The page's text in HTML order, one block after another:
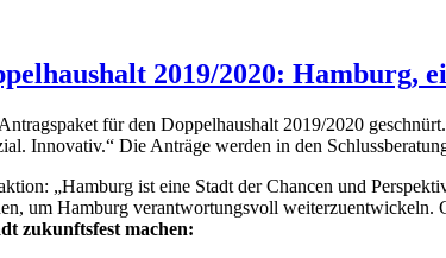
2019/2020: Hamburg,
für den Doppelhaushalt 2019/2020
Innovativ.“ Die Anträge werden in den
„Hamburg ist eine Stadt der Chancen und
um Hamburg verantwortungsvoll
zukunftsfest machen: